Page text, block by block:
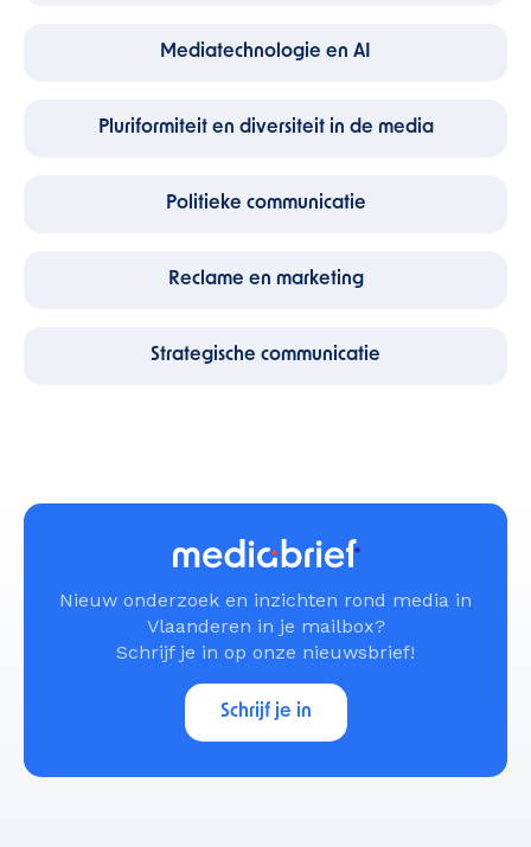
Mediatechnologie en AI
Pluriformiteit en diversiteit in de media
Politieke communicatie
Reclame en marketing
Strategische communicatie
Nieuw onderzoek en inzichten rond media in
Vlaanderen in je mailbox?
Schrijf je in op onze nieuwsbrief!
Schrijf je in